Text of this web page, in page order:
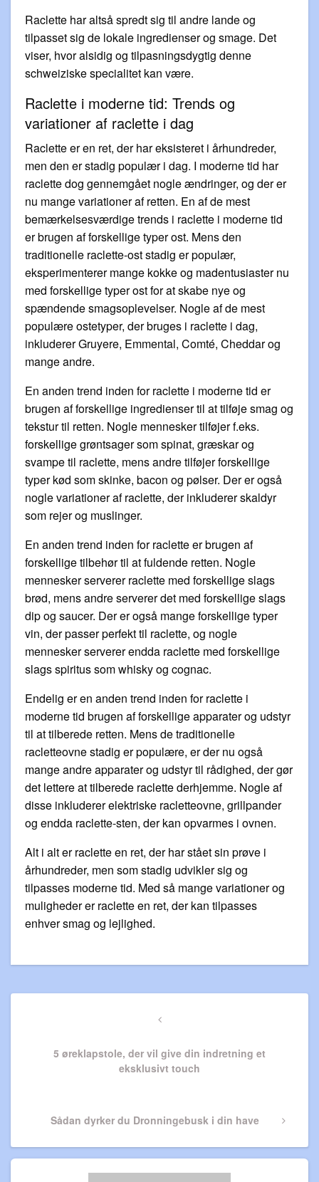
Raclette har altså spredt sig til andre lande og
tilpasset sig de lokale ingredienser og smage. Det
viser, hvor alsidig og tilpasningsdygtig denne
schweiziske specialitet kan være.
Raclette i moderne tid: Trends og
variationer af raclette i dag
Raclette er en ret, der har eksisteret i århundreder,
men den er stadig populær i dag. I moderne tid har
raclette dog gennemgået nogle ændringer, og der er
nu mange variationer af retten. En af de mest
bemærkelsesværdige trends i raclette i moderne tid
er brugen af forskellige typer ost. Mens den
traditionelle raclette-ost stadig er populær,
eksperimenterer mange kokke og madentusiaster nu
med forskellige typer ost for at skabe nye og
spændende smagsoplevelser. Nogle af de mest
populære ostetyper, der bruges i raclette i dag,
inkluderer Gruyere, Emmental, Comté, Cheddar og
mange andre.
En anden trend inden for raclette i moderne tid er
brugen af forskellige ingredienser til at tilføje smag og
tekstur til retten. Nogle mennesker tilføjer f.eks.
forskellige grøntsager som spinat, græskar og
svampe til raclette, mens andre tilføjer forskellige
typer kød som skinke, bacon og pølser. Der er også
nogle variationer af raclette, der inkluderer skaldyr
som rejer og muslinger.
En anden trend inden for raclette er brugen af
forskellige tilbehør til at fuldende retten. Nogle
mennesker serverer raclette med forskellige slags
brød, mens andre serverer det med forskellige slags
dip og saucer. Der er også mange forskellige typer
vin, der passer perfekt til raclette, og nogle
mennesker serverer endda raclette med forskellige
slags spiritus som whisky og cognac.
Endelig er en anden trend inden for raclette i
moderne tid brugen af forskellige apparater og udstyr
til at tilberede retten. Mens de traditionelle
racletteovne stadig er populære, er der nu også
mange andre apparater og udstyr til rådighed, der gør
det lettere at tilberede raclette derhjemme. Nogle af
disse inkluderer elektriske racletteovne, grillpander
og endda raclette-sten, der kan opvarmes i ovnen.
Alt i alt er raclette en ret, der har stået sin prøve i
århundreder, men som stadig udvikler sig og
tilpasses moderne tid. Med så mange variationer og
muligheder er raclette en ret, der kan tilpasses
enhver smag og lejlighed.
Previous
5 øreklapstole, der vil give din indretning et
eksklusivt touch
Next
Sådan dyrker du Dronningebusk i din have